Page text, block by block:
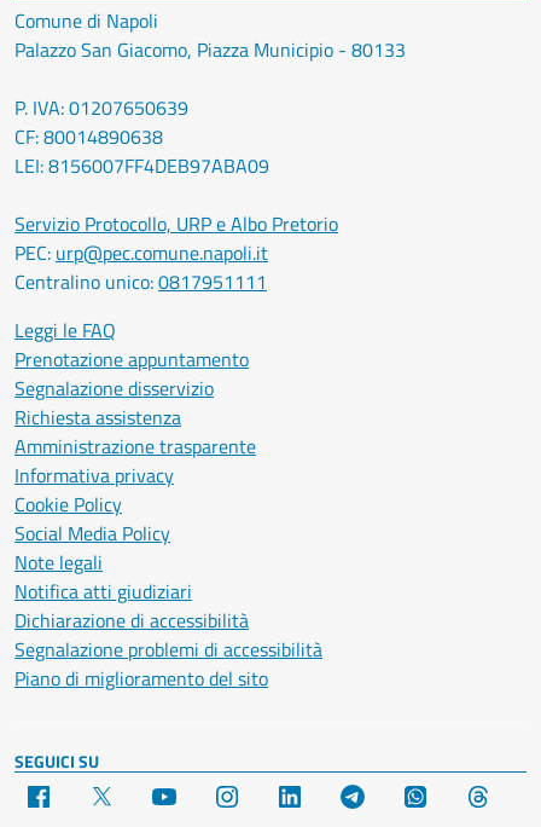
Comune di Napoli
Palazzo San Giacomo, Piazza Municipio - 80133
P. IVA: 01207650639
CF: 80014890638
LEI: 8156007FF4DEB97ABA09
Servizio Protocollo, URP e Albo Pretorio
PEC: urp@pec.comune.napoli.it
Centralino unico:0817951111
Leggi le FAQ
Prenotazione appuntamento
Segnalazione disservizio
Richiesta assistenza
Amministrazione trasparente
Informativa privacy
Cookie Policy
Social Media Policy
Note legali
Notifica atti giudiziari
Dichiarazione di accessibilità
Segnalazione problemi di accessibilità
Piano di miglioramento del sito
SEGUICI SU
Facebook YouTube Instagram LinkedIn Telegram WhatsApp